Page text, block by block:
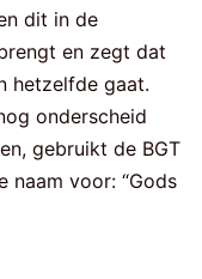
dit in de
en zegt dat
hetzelfde gaat.
onderscheid
gebruikt de BGT
naam voor: “Gods